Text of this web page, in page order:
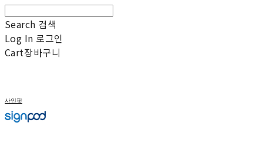
Search 검색
Log In 로그인
Cart장바구니
사인팟